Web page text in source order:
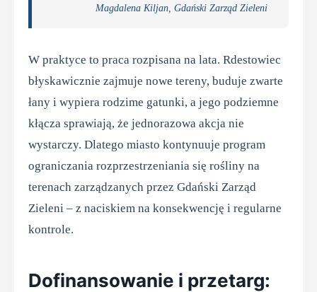
Magdalena Kiljan, Gdański Zarząd Zieleni
W praktyce to praca rozpisana na lata. Rdestowiec
błyskawicznie zajmuje nowe tereny, buduje zwarte
łany i wypiera rodzime gatunki, a jego podziemne
kłącza sprawiają, że jednorazowa akcja nie
wystarczy. Dlatego miasto kontynuuje program
ograniczania rozprzestrzeniania się rośliny na
terenach zarządzanych przez Gdański Zarząd
Zieleni – z naciskiem na konsekwencję i regularne
kontrole.
Dofinansowanie i przetarg: